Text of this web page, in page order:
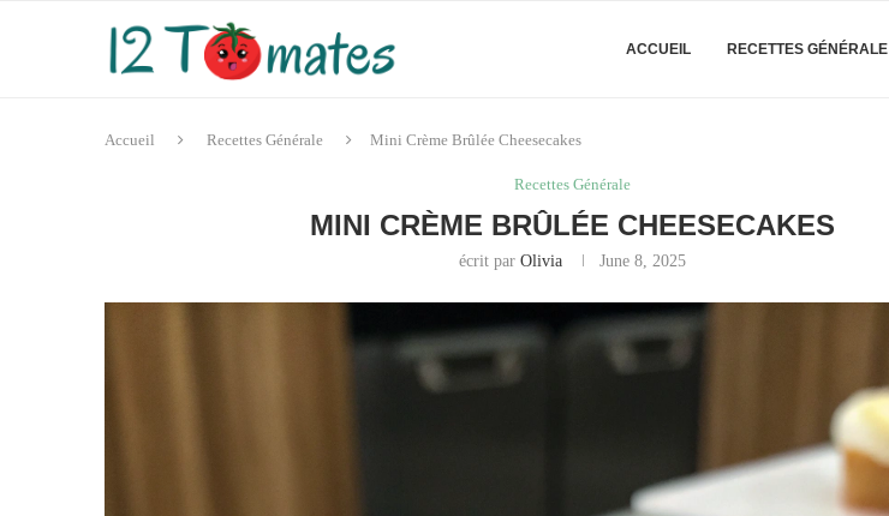
ACCUEIL RECETTES GÉNÉRALE
Accueil Recettes Générale Mini Crème Brûlée Cheesecakes
Recettes Générale
MINI CRÈME BRÛLÉE CHEESECAKES
écrit parOlivia June 8, 2025